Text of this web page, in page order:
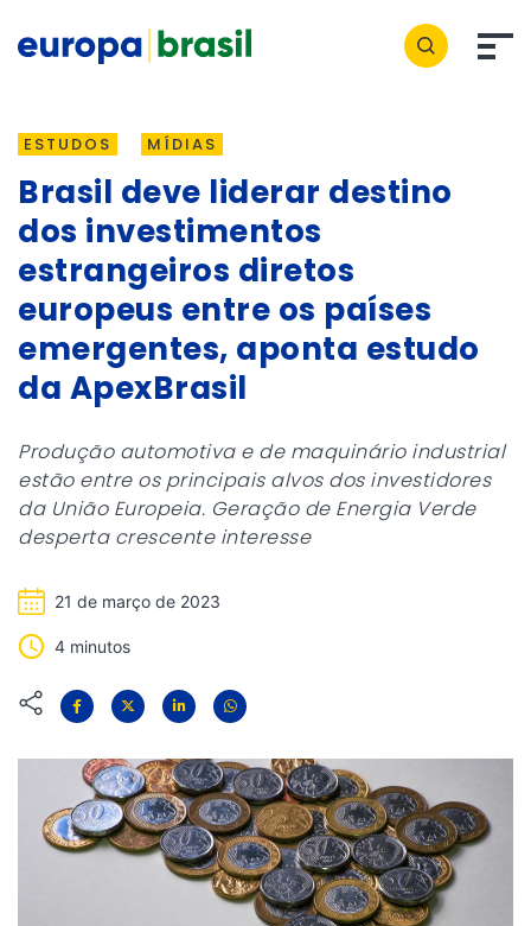
ESTUDOS MÍDIAS
Brasil deve liderar destino
dos investimentos
estrangeiros diretos
europeus entre os países
emergentes, aponta estudo
da ApexBrasil
Produção automotiva e de maquinário industrial
estão entre os principais alvos dos investidores
da União Europeia. Geração de Energia Verde
desperta crescente interesse
21 de março de 2023
4 minutos